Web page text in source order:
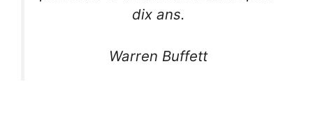
dix ans.
Warren Buffett